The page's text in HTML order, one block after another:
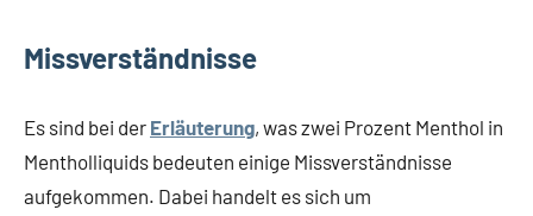
Missverständnisse
Es sind bei der Erläuterung, was zwei Prozent Menthol in
Mentholliquids bedeuten einige Missverständnisse
aufgekommen. Dabei handelt es sich um